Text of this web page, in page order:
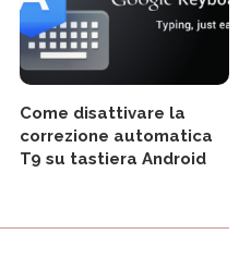
Come disattivare la
correzione automatica
T9 su tastiera Android